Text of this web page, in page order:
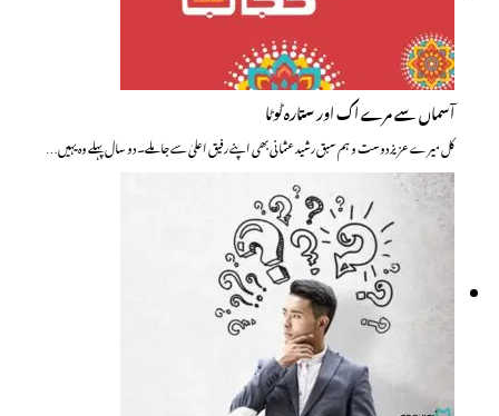
آسماں سے مرے اک اور ستارہ ٹوٹا
کل میرے عزیز دوست و ہم سبق رشید عثمانی بھی اپنے رفیق اعلیٰ سے جاملے۔ دو سال پہلے وہ یہیں…